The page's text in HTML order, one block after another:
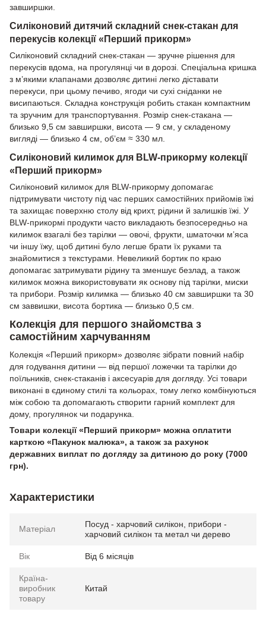
завширшки.
Силіконовий дитячий складний снек-стакан для
перекусів колекції «Перший прикорм»
Силіконовий складний снек-стакан — зручне рішення для
перекусів вдома, на прогулянці чи в дорозі. Спеціальна кришка
з м’якими клапанами дозволяє дитині легко діставати
перекуси, при цьому печиво, ягоди чи сухі сніданки не
висипаються. Складна конструкція робить стакан компактним
та зручним для транспортування. Розмір снек-стакана —
близько 9,5 см завширшки, висота — 9 см, у складеному
вигляді — близько 4 см, об’єм ≈ 330 мл.
Силіконовий килимок для BLW-прикорму колекції
«Перший прикорм»
Силіконовий килимок для BLW-прикорму допомагає
підтримувати чистоту під час перших самостійних прийомів їжі
та захищає поверхню столу від крихт, рідини й залишків їжі. У
BLW-прикормі продукти часто викладають безпосередньо на
килимок взагалі без тарілки — овочі, фрукти, шматочки м’яса
чи іншу їжу, щоб дитині було легше брати їх руками та
знайомитися з текстурами. Невеликий бортик по краю
допомагає затримувати рідину та зменшує безлад, а також
килимок можна використовувати як основу під тарілки, миски
та прибори. Розмір килимка — близько 40 см завширшки та 30
см заввишки, висота бортика — близько 0,5 см.
Колекція для першого знайомства з
самостійним харчуванням
Колекція «Перший прикорм» дозволяє зібрати повний набір
для годування дитини — від першої ложечки та тарілки до
поїльників, снек-стаканів і аксесуарів для догляду. Усі товари
виконані в єдиному стилі та кольорах, тому легко комбінуються
між собою та допомагають створити гарний комплект для
дому, прогулянок чи подарунка.
Товари колекції «Перший прикорм» можна оплатити
карткою «Пакунок малюка», а також за рахунок
державних виплат по догляду за дитиною до року (7000
грн).
Характеристики
Матеріал
Посуд - харчовий силікон, прибори -
харчовий силікон та метал чи дерево
Вік Від 6 місяців
Країна-
виробник
товару
Китай